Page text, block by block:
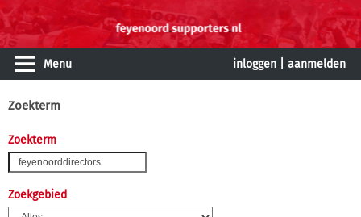
Menu inloggen aanmelden
Zoekterm
Zoekterm
Zoekgebied